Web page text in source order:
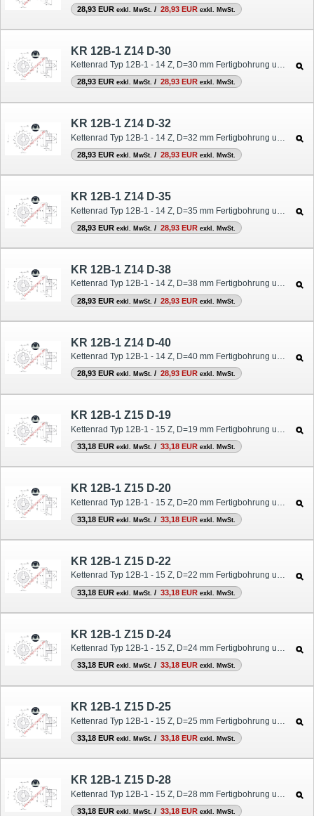
28,93 EUR exkl. MwSt. / 28,93 EUR exkl. MwSt.
KR 12B-1 Z14 D-30
Kettenrad Typ 12B-1 - 14 Z, D=30 mm Fertigbohrung und Nut
28,93 EUR exkl. MwSt. / 28,93 EUR exkl. MwSt.
KR 12B-1 Z14 D-32
Kettenrad Typ 12B-1 - 14 Z, D=32 mm Fertigbohrung und Nut
28,93 EUR exkl. MwSt. / 28,93 EUR exkl. MwSt.
KR 12B-1 Z14 D-35
28,93 EUR exkl. MwSt. / 28,93 EUR exkl. MwSt.
KR 12B-1 Z14 D-38
Kettenrad Typ 12B-1 - 14 Z, D=38 mm Fertigbohrung und Nut
28,93 EUR exkl. MwSt. / 28,93 EUR exkl. MwSt.
KR 12B-1 Z14 D-40
Kettenrad Typ 12B-1 - 14 Z, D=40 mm Fertigbohrung und Nut
28,93 EUR exkl. MwSt. / 28,93 EUR exkl. MwSt.
KR 12B-1 Z15 D-19
Kettenrad Typ 12B-1 - 15 Z, D=19 mm Fertigbohrung und Nut
33,18 EUR exkl. MwSt. / 33,18 EUR exkl. MwSt.
KR 12B-1 Z15 D-20
33,18 EUR exkl. MwSt. / 33,18 EUR exkl. MwSt.
KR 12B-1 Z15 D-22
Kettenrad Typ 12B-1 - 15 Z, D=22 mm Fertigbohrung und Nut
33,18 EUR exkl. MwSt. / 33,18 EUR exkl. MwSt.
KR 12B-1 Z15 D-24
Kettenrad Typ 12B-1 - 15 Z, D=24 mm Fertigbohrung und Nut
33,18 EUR exkl. MwSt. / 33,18 EUR exkl. MwSt.
KR 12B-1 Z15 D-25
Kettenrad Typ 12B-1 - 15 Z, D=25 mm Fertigbohrung und Nut
33,18 EUR exkl. MwSt. / 33,18 EUR exkl. MwSt.
KR 12B-1 Z15 D-28
33,18 EUR exkl. MwSt. / 33,18 EUR exkl. MwSt.